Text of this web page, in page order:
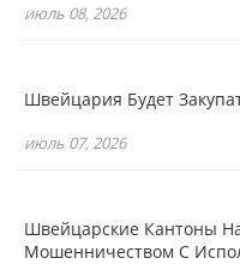
июль 08, 2026
Швейцария Будет
июль 07, 2026
Швейцарские Кантоны
Мошенничеством С